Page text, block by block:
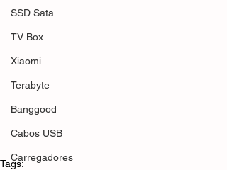
SSD Sata
TV Box
Xiaomi
Terabyte
Banggood
Cabos USB
Carregadores
Tags: